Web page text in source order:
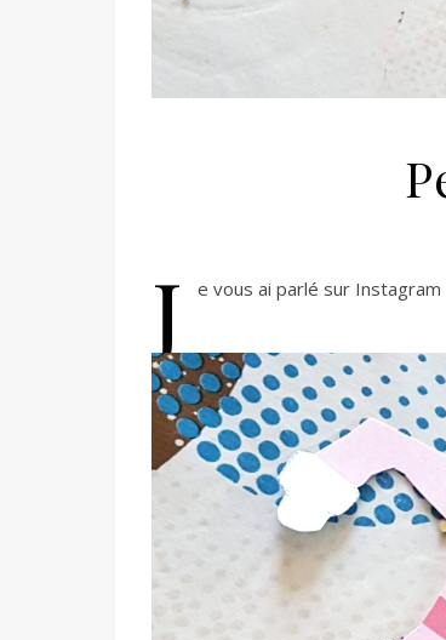
J e vous ai parlé sur